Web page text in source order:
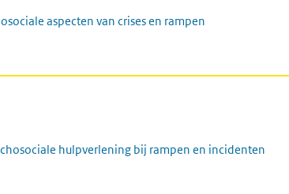
aspecten van crises en rampen
hulpverlening bij rampen en incidenten